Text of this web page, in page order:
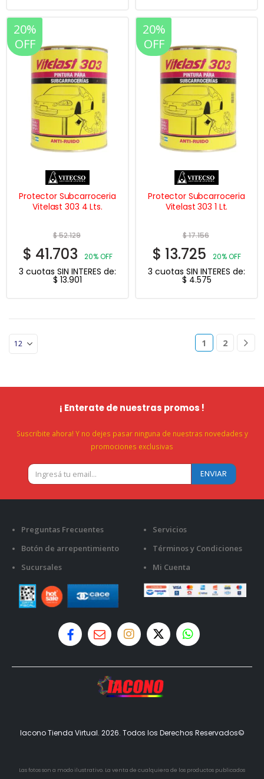
20%
OFF
Protector Subcarroceria
Vitelast 303 4 Lts.
$52.129
$ 41.703 20% OFF
3 cuotas SIN INTERES de:
$ 13.901
20%
OFF
Protector Subcarroceria
Vitelast 303 1 Lt.
$17.156
$ 13.725 20% OFF
3 cuotas SIN INTERES de:
$ 4.575
1 2
¡ Enterate de nuestras promos !
Suscribite ahora! Y no dejes pasar ninguna de nuestras novedades y
promociones exclusivas
Preguntas Frecuentes
Botón de arrepentimiento
Sucursales
Servicios
Términos y Condiciones
Mi Cuenta
Iacono Tienda Virtual. 2026. Todos los Derechos Reservados©
Las fotos son a modo ilustrativo. La venta de cualquiera de los productos publicados